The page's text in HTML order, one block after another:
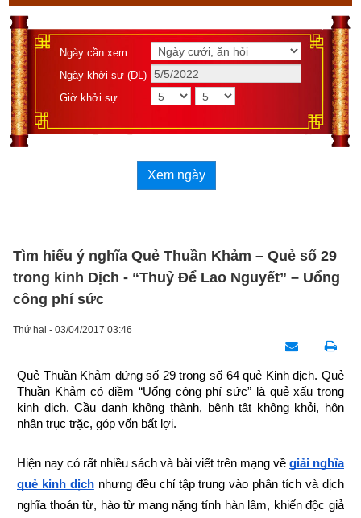
Ngày cần xem
Ngày khởi sự (DL)
Giờ khởi sự
Xem ngày
Tìm hiểu ý nghĩa Quẻ Thuần Khảm – Quẻ số 29
trong kinh Dịch - “Thuỷ Để Lao Nguyết” – Uổng
công phí sức
Thứ hai - 03/04/2017 03:46
Quẻ Thuần Khảm đứng số 29 trong số 64 quẻ Kinh dịch. Quẻ
Thuần Khảm có điềm “Uổng công phí sức” là quẻ xấu trong
kinh dịch. Cầu danh không thành, bệnh tật không khỏi, hôn
nhân trục trặc, góp vốn bất lợi.
Hiện nay có rất nhiều sách và bài viết trên mạng về giải nghĩa
quẻ kinh dịch nhưng đều chỉ tập trung vào phân tích và dịch
nghĩa thoán từ, hào từ mang nặng tính hàn lâm, khiến độc giả